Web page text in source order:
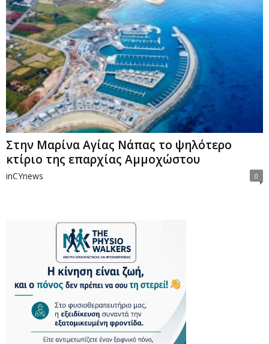
Στην Μαρίνα Αγίας Νάπας το ψηλότερο
κτίριο της επαρχίας Αμμοχώστου
inCYnews 0